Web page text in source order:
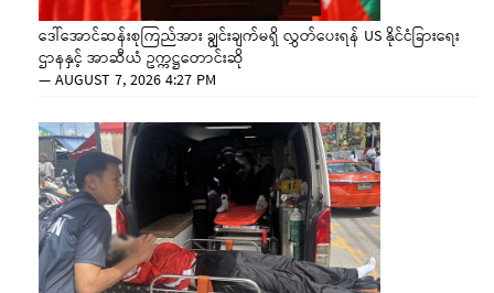
ဒေါ်အောင်ဆန်းစုကြည်အား ချွင်းချက်မရှိ လွှတ်ပေးရန် US နိုင်ငံခြားရေး
ဌာနနှင့် အာဆီယံ ဥက္ကဋ္ဌတောင်းဆို
—AUGUST 7, 2026 4:27 PM